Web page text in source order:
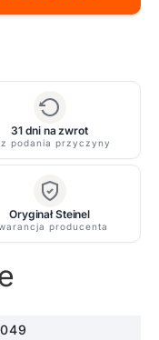
31 dni na zwrot
podania przyczyny
Oryginał Steinel
producenta